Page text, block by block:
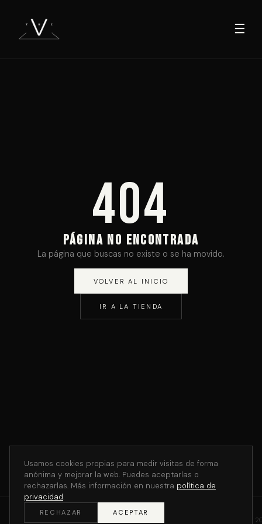
☰
404
PÁGINA NO ENCONTRADA
La página que buscas no existe o se ha movido.
VOLVER AL INICIO
IR A LA TIENDA
Usamos cookies propias para medir visitas de forma
anónima y mejorar la web. Puedes aceptarlas o
rechazarlas. Más información en nuestra política de
privacidad.
RECHAZAR ACEPTAR